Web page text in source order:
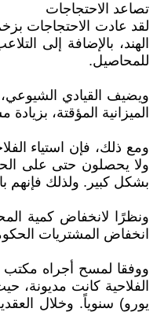
تصاعد الاحتجاجات
لقد عادت الاحتجاجات
الهند، بالإضافة إلى
للمحاصيل.
ويضيف القيادي
الميزانية المؤقتة،
ومع ذلك، فإن استياء
ولا يحصلون حتى على
بشكل كبير. ولذلك
ونظرًا لانخفاض كمية
انخفاض المشتريات الحكومية من